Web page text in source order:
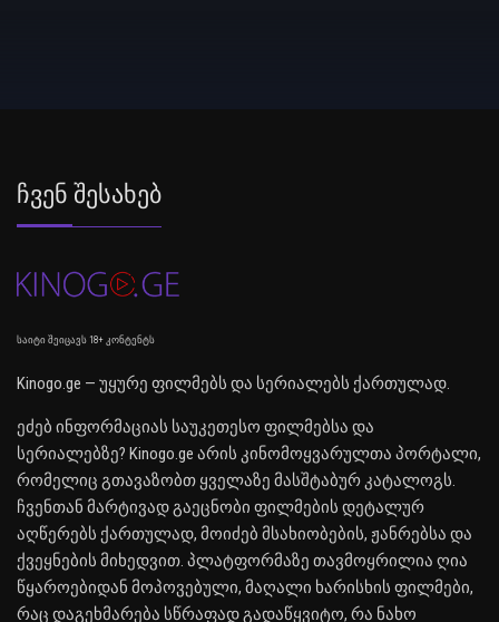
Ჩვენ Შესახებ
საიტი შეიცავს 18+ კონტენტს
Kinogo.ge — უყურე ფილმებს და სერიალებს ქართულად.
ეძებ ინფორმაციას საუკეთესო ფილმებსა და
სერიალებზე? Kinogo.ge არის კინომოყვარულთა პორტალი,
რომელიც გთავაზობთ ყველაზე მასშტაბურ კატალოგს.
ჩვენთან მარტივად გაეცნობი ფილმების დეტალურ
აღწერებს ქართულად, მოიძებ მსახიობების, ჟანრებსა და
ქვეყნების მიხედვით. პლატფორმაზე თავმოყრილია ღია
წყაროებიდან მოპოვებული, მაღალი ხარისხის ფილმები,
რაც დაგეხმარება სწრაფად გადაწყვიტო, რა ნახო